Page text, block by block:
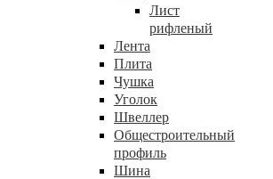
Лист
рифленый
Лента
Плита
Чушка
Уголок
Швеллер
Общестроительный
профиль
Шина